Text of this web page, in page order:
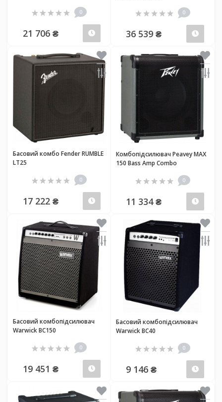
0
21 706 ₴ Передзамовлення
0
36 539 ₴
Басовий комбо Fender RUMBLE
LT25
0
17 222 ₴ Передзамовлення
Комбопідсилювач Peavey MAX
150 Bass Amp Combo
0
11 334 ₴
Басовий комбопідсилювач
Warwick BC150
0
19 451 ₴ Передзамовлення
Басовий комбопідсилювач
Warwick BC40
0
9 146 ₴